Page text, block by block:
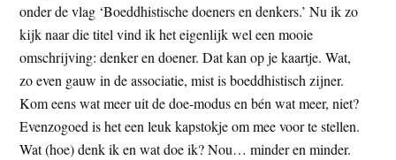
onder de vlag ‘Boeddhistische doeners en denkers.’ Nu ik zo
kijk naar die titel vind ik het eigenlijk wel een mooie
omschrijving: denker en doener. Dat kan op je kaartje. Wat,
zo even gauw in de associatie, mist is boeddhistisch zijner.
Kom eens wat meer uit de doe-modus en bén wat meer, niet?
Evenzogoed is het een leuk kapstokje om mee voor te stellen.
Wat (hoe) denk ik en wat doe ik? Nou… minder en minder.